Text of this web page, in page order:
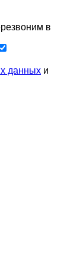
в
данных и